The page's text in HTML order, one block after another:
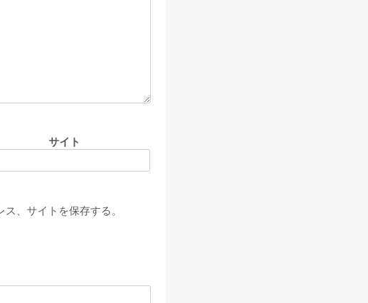
サイト
、サイトを保存する。